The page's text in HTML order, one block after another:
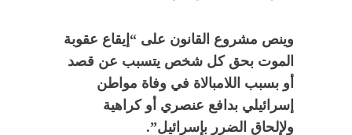
وينص مشروع القانون على “إيقاع عقوبة
الموت بحق كل شخص يتسبب عن قصد
أو بسبب اللامبالاة في وفاة مواطن
إسرائيلي بدافع عنصري أو كراهية
ولإلحاق الضرر بإسرائيل”.